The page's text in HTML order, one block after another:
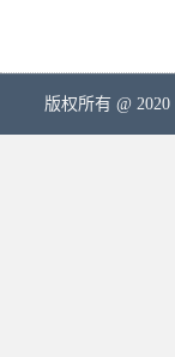
版权所有 @